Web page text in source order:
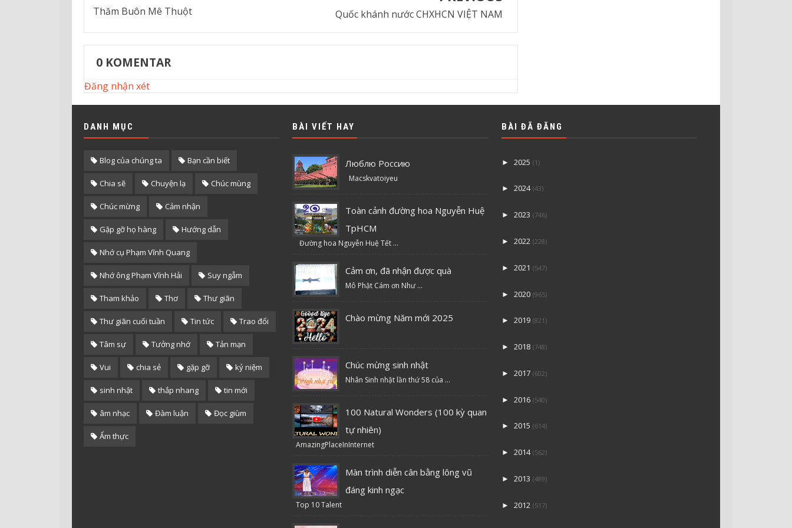
Thăm Buôn Mê Thuột Quốc khánh nước CHXHCN VIỆT NAM
0 KOMENTAR
Đăng nhận xét
DANH MỤC
Blog của chúng ta Bạn cần biết
Chia sẽ Chuyện lạ Chúc mùng
Chúc mừng Cảm nhận
Gặp gỡ họ hàng Hướng dẫn
Nhớ cụ Phạm Vĩnh Quang
Nhớ ông Phạm Vĩnh Hải Suy ngẫm
Tham khảo Thơ Thư giãn
Thư giãn cuối tuần Tin tức Trao đổi
Tâm sự Tưởng nhớ Tản mạn
Vui chia sẻ gặp gỡ kỷ niệm
sinh nhật thắp nhang tin mới
âm nhạc Đàm luận Đọc giùm
Ẩm thực
BÀI VIẾT HAY
Люблю Россию
Macskvatoiyeu
Toàn cảnh đường hoa Nguyễn Huệ
TpHCM
Đường hoa Nguyễn Huệ Tết ...
Cảm ơn, đã nhận được quà
Mô Phật Cám ơn Như ...
Chào mừng Năm mới 2025
Chúc mừng sinh nhật
Nhân Sinh nhật lần thứ 58 của ...
100 Natural Wonders (100 kỳ quan
tự nhiên)
AmazingPlaceInInternet
Màn trình diễn cân bằng lông vũ
đáng kinh ngạc
Top 10 Talent
BÀI ĐÃ ĐĂNG
► 2025 (1)
► 2024 (43)
► 2023 (746)
► 2022 (228)
► 2021 (547)
► 2020 (965)
► 2019 (821)
► 2018 (748)
► 2017 (602)
► 2016 (540)
► 2015 (614)
► 2014 (562)
► 2013 (489)
► 2012 (517)